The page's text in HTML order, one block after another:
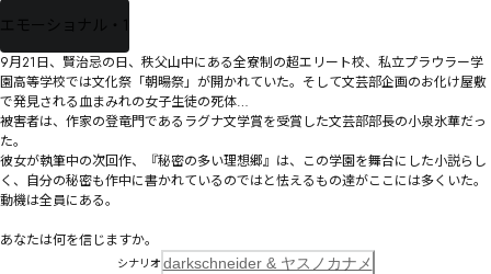
エモーショナル・1
9月21日、賢治忌の日、秩父山中にある全寮制の超エリート校、私立プラウラー学
園高等学校では文化祭「朝暘祭」が開かれていた。そして文芸部企画のお化け屋敷
で発見される血まみれの女子生徒の死体…
被害者は、作家の登竜門であるラグナ文学賞を受賞した文芸部部長の小泉氷華だっ
た。
彼女が執筆中の次回作、『秘密の多い理想郷』は、この学園を舞台にした小説らし
く、自分の秘密も作中に書かれているのではと怯えるもの達がここには多くいた。
動機は全員にある。
あなたは何を信じますか。
シナリオ darkschneider & ヤスノカナメ